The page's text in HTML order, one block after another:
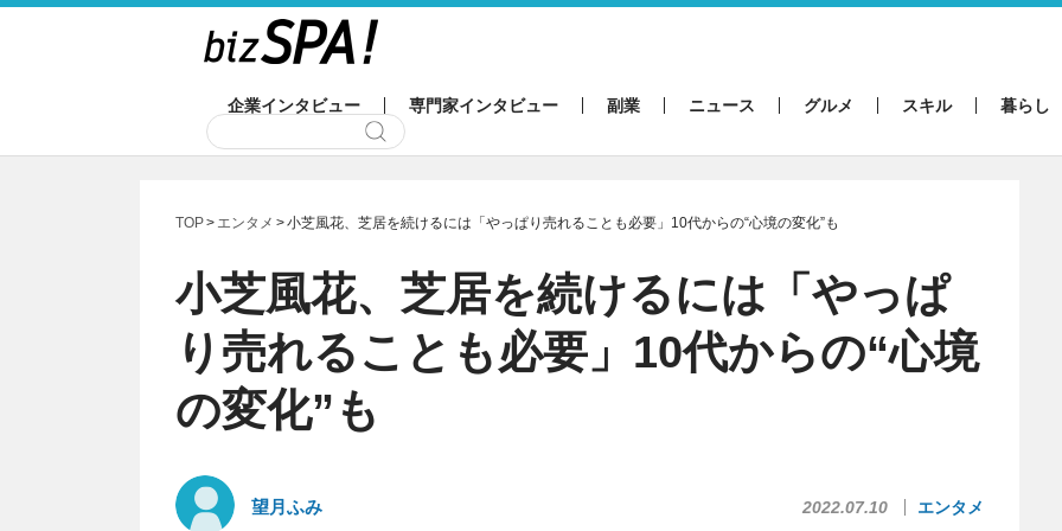
企業インタビュー 専門家インタビュー 副業 ニュース グルメ スキル 暮らし
TOP エンタメ 小芝風花、芝居を続けるには「やっぱり売れることも必要」10代からの“心境の変化”も
小芝風花、芝居を続けるには「やっぱ
り売れることも必要」10代からの“心境
の変化”も
望月ふみ 2022.07.10 エンタメ